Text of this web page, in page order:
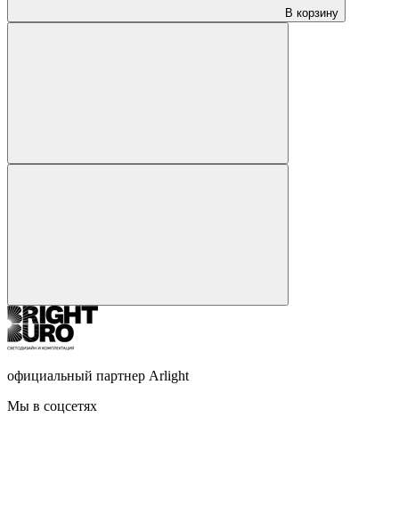
В корзину
официальный партнер Arlight
Мы в соцсетях